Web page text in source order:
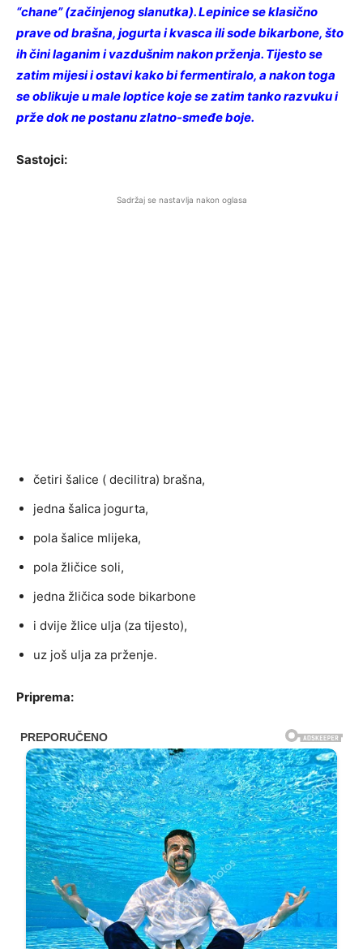
“chane” (začinjenog slanutka). Lepinice se klasično
prave od brašna, jogurta i kvasca ili sode bikarbone, što
ih čini laganim i vazdušnim nakon prženja. Tijesto se
zatim mijesi i ostavi kako bi fermentiralo, a nakon toga
se oblikuje u male loptice koje se zatim tanko razvuku i
prže dok ne postanu zlatno-smeđe boje.
Sastojci:
Sadržaj se nastavlja nakon oglasa
četiri šalice ( decilitra) brašna,
jedna šalica jogurta,
pola šalice mlijeka,
pola žličice soli,
jedna žličica sode bikarbone
i dvije žlice ulja (za tijesto),
uz još ulja za prženje.
Priprema: